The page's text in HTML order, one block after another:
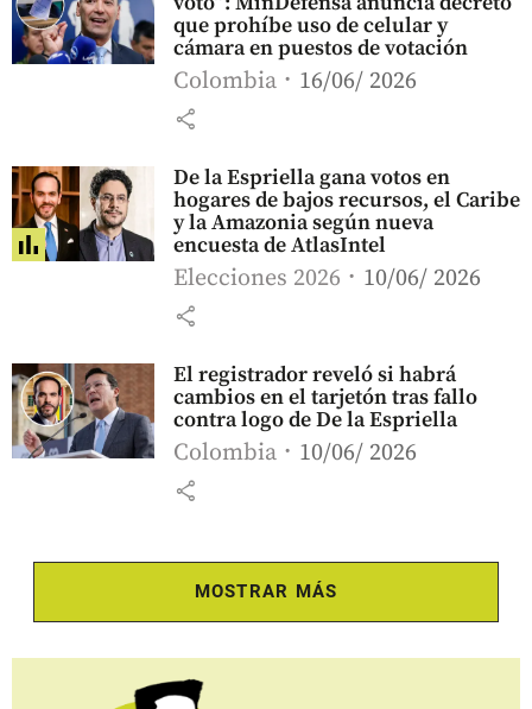
que prohíbe uso de celular y
cámara en puestos de votación
Colombia 16/06/ 2026
share
De la Espriella gana votos en
hogares de bajos recursos, el Caribe
y la Amazonia según nueva
encuesta de AtlasIntel
Elecciones 2026 10/06/ 2026
share
El registrador reveló si habrá
cambios en el tarjetón tras fallo
contra logo de De la Espriella
Colombia 10/06/ 2026
share
MOSTRAR MÁS